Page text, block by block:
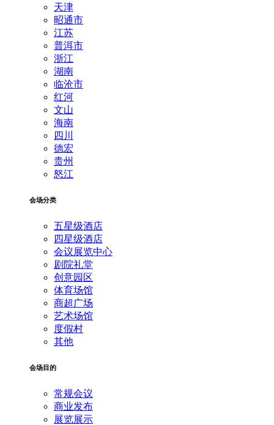
天津
昭通市
江苏
普洱市
浙江
湖南
临沧市
红河
文山
海南
四川
德宏
贵州
怒江
会场分类
五星级酒店
四星级酒店
会议展览中心
剧院礼堂
创意园区
体育场馆
商超广场
艺术场馆
度假村
其他
会场目的
常规会议
商业发布
展览展示